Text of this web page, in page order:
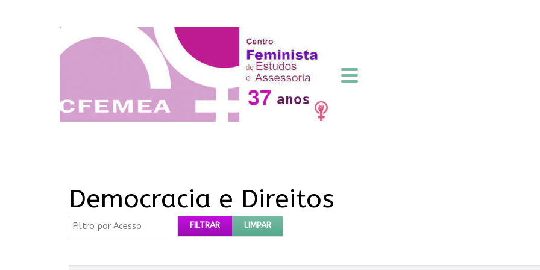
Democracia e Direitos
Filtro por Acesso FILTRAR LIMPAR